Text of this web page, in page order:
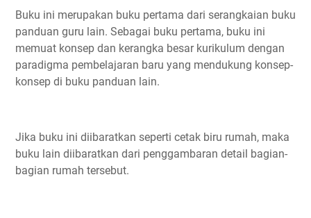
Buku ini merupakan buku pertama dari serangkaian buku
panduan guru lain. Sebagai buku pertama, buku ini
memuat konsep dan kerangka besar kurikulum dengan
paradigma pembelajaran baru yang mendukung konsep-
konsep di buku panduan lain.
Jika buku ini diibaratkan seperti cetak biru rumah, maka
buku lain diibaratkan dari penggambaran detail bagian-
bagian rumah tersebut.